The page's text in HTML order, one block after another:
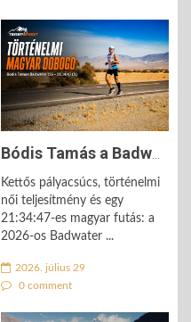
Bódis Tamás a Badwater ultra dobogójára futott - minden idők ...
Kettős pályacsúcs, történelmi
női teljesítmény és egy
21:34:47-es magyar futás: a
2026-os Badwater ...
2026. július 29
0 comment